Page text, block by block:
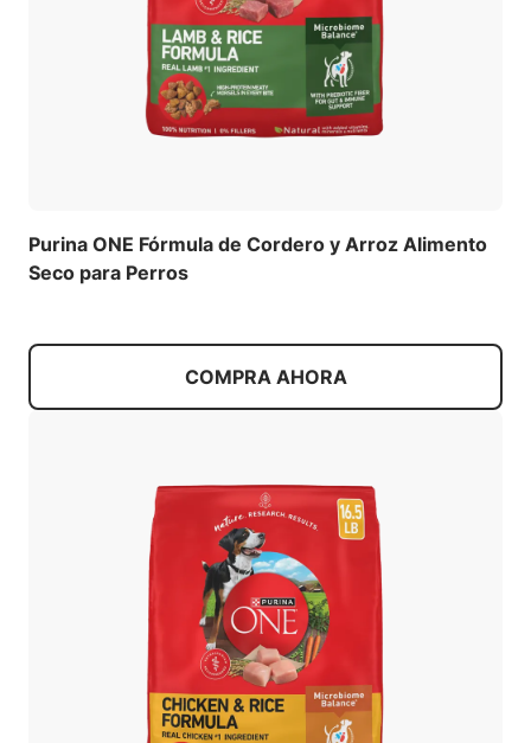
Purina ONE Fórmula de Cordero y Arroz Alimento
Seco para Perros
COMPRA AHORA